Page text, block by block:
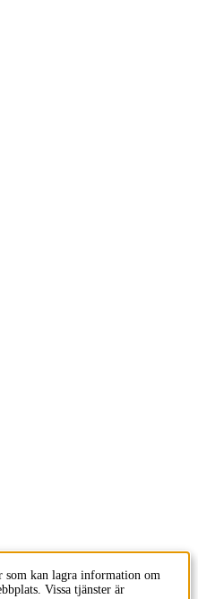
som kan lagra information om
Vissa tjänster är